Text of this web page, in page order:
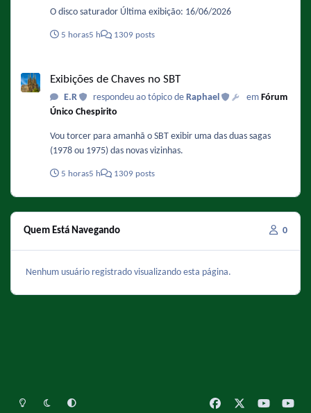
O disco saturador Última exibição: 16/06/2026
5 horas5 h 1309 posts
Exibições de Chaves no SBT
E.R respondeu ao tópico de Raphael emFórum
Único Chespirito
Vou torcer para amanhã o SBT exibir uma das duas sagas
(1978 ou 1975) das novas vizinhas.
5 horas5 h 1309 posts
Quem Está Navegando 0
Nenhum usuário registrado visualizando esta página.
Light ModeDark ModeSystem Preference